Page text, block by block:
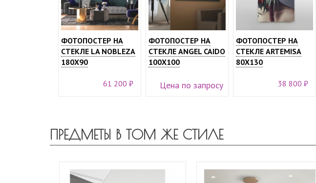
ФОТОПОСТЕР НА
СТЕКЛЕ LA NOBLEZA
180Х90
61 200 ₽
ФОТОПОСТЕР НА
СТЕКЛЕ ANGEL CAIDO
100Х100
Цена по запросу
ФОТОПОСТЕР НА
СТЕКЛЕ ARTEMISA
80X130
38 800 ₽
ПРЕДМЕТЫ В ТОМ ЖЕ СТИЛЕ